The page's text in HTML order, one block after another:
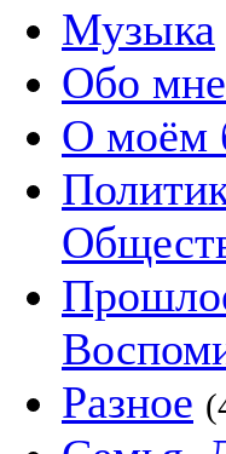
Музыка
Обо
О моём
Разное